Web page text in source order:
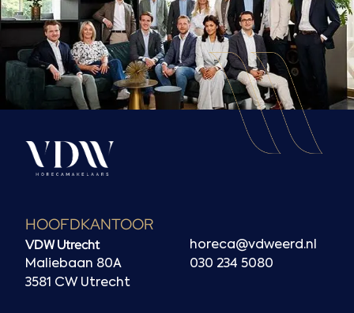
HOOFDKANTOOR
VDW Utrecht
Maliebaan 80A
3581 CW Utrecht
horeca@vdweerd.nl
030 234 5080